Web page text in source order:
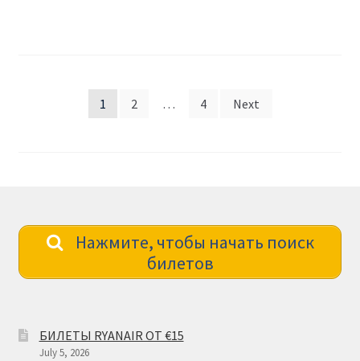
1 2 … 4 Next
Нажмите, чтобы начать поиск
билетов
БИЛЕТЫ RYANAIR ОТ €15
July 5, 2026